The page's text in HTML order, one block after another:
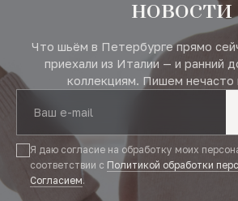
новости
Что шьём в Петербурге прямо
приехали из Италии — и ранний
коллекциям. Пишем нечасто
Я даю согласие на обработку моих
соответствии с Политикой обработки
Согласием.